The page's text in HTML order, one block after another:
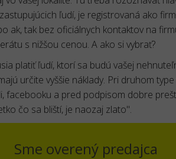
ľudí, je registrovaná ako
ak, tak bez oficiálnych kontaktov na
s nižšou cenou. A ako si vybrať?
platiť ľudí, ktorí sa budú vašej
určite vyššie náklady. Pri druhom type
facebooku a pred podpisom dobre
čo sa bliští, je naozaj zlato".
Sme overený predajca